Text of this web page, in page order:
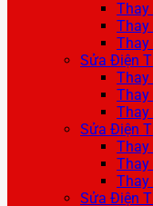
Thay
Thay
Thay
Sửa Điện
Thay
Thay
Thay
Sửa Điện
Thay
Thay
Thay
Sửa Điện